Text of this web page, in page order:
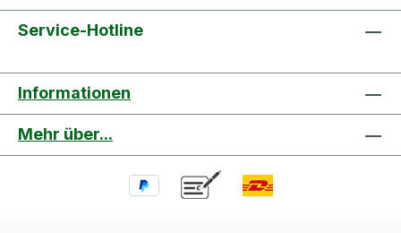
Service-Hotline
Informationen
Mehr über...